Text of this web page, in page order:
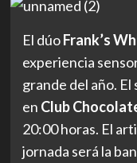
El dúoFrank’s
experiencia
grande del año.
en Club
20:00 horas. El
jornada será la